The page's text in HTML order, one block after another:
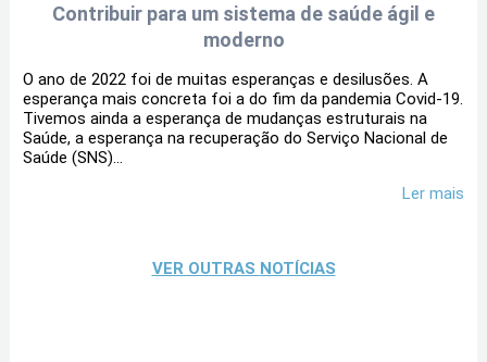
Contribuir para um sistema de saúde ágil e
moderno
O ano de 2022 foi de muitas esperanças e desilusões. A
esperança mais concreta foi a do fim da pandemia Covid-19.
Tivemos ainda a esperança de mudanças estruturais na
Saúde, a esperança na recuperação do Serviço Nacional de
Saúde (SNS)...
Ler mais
VER OUTRAS NOTÍCIAS